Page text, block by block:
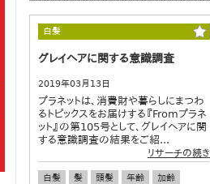
白髪
グレイヘアに関する意識調査
2019年03月13日
プラネットは、消費財や暮らしにまつわ
るトピックスをお届けする『Fromプラネ
ット』の第105号として、グレイヘアに関
する意識調査の結果をご紹...
リサーチの続き
白髪 髪 頭髪 年齢
加齢